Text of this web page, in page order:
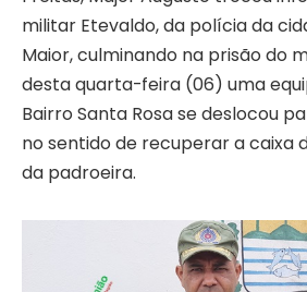
militar Etevaldo, da polícia da
Maior, culminando na prisão do
desta quarta-feira (06) uma
Bairro Santa Rosa se deslocou
no sentido de recuperar a caixa
da padroeira.